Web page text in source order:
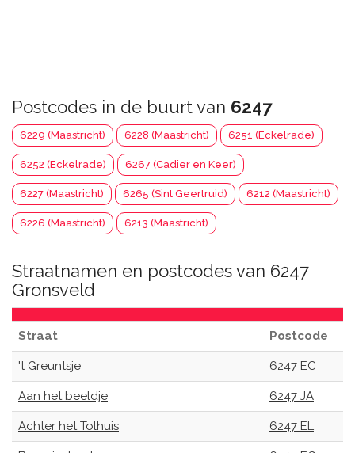
Postcodes in de buurt van 6247
6229 (Maastricht) 6228 (Maastricht) 6251 (Eckelrade)
6252 (Eckelrade) 6267 (Cadier en Keer)
6227 (Maastricht) 6265 (Sint Geertruid) 6212 (Maastricht)
6226 (Maastricht) 6213 (Maastricht)
Straatnamen en postcodes van 6247
Gronsveld
Straat Postcode
't Greuntsje 6247 EC
Aan het beeldje 6247 JA
Achter het Tolhuis 6247 EL